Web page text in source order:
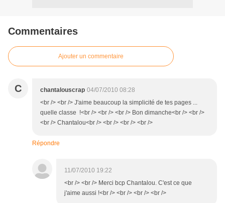
Commentaires
Ajouter un commentaire
C chantalouscrap 04/07/2010 08:28
<br /> <br /> J'aime beaucoup la simplicité de tes pages ...
quelle classe !<br /> <br /> <br /> Bon dimanche<br /> <br />
<br /> Chantalou<br /> <br /> <br /> <br />
Répondre
11/07/2010 19:22
<br /> <br /> Merci bcp Chantalou. C'est ce que
j'aime aussi !<br /> <br /> <br /> <br />